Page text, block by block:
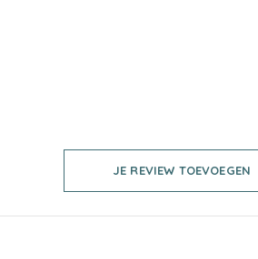
JE REVIEW TOEVOEGEN